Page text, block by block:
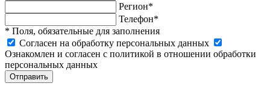
Регион*
Телефон*
* Поля, обязательные для заполнения
Cогласен на обработку персональных данных
Ознакомлен и согласен с политикой в отношении обработки
персональных данных
Отправить